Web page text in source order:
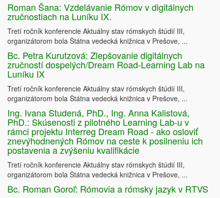
Roman Šana: Vzdelávanie Rómov v digitálnych
zručnostiach na Luníku IX.
Tretí ročník konferencie Aktuálny stav rómskych štúdií III,
organizátorom bola Štátna vedecká knižnica v Prešove, ...
Bc. Petra Kurutzová: Zlepšovanie digitálnych
zručností dospelých/Dream Road-Learning Lab na
Luníku IX
Tretí ročník konferencie Aktuálny stav rómskych štúdií III,
organizátorom bola Štátna vedecká knižnica v Prešove, ...
Ing. Ivana Studená, PhD., Ing. Anna Kalistová,
PhD.: Skúsenosti z pilotného Learning Lab-u v
rámci projektu Interreg Dream Road - ako osloviť
znevýhodnených Rómov na ceste k posilneniu ich
postavenia a zvýšeniu kvalifikácie
Tretí ročník konferencie Aktuálny stav rómskych štúdií III,
organizátorom bola Štátna vedecká knižnica v Prešove, ...
Bc. Roman Goroľ: Rómovia a rómsky jazyk v RTVS